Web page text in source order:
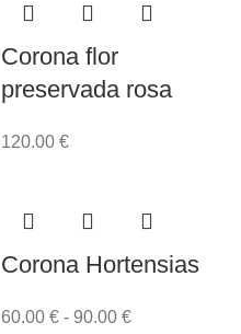
Corona flor
preservada rosa
120.00 €
Corona Hortensias
60.00 € - 90.00 €